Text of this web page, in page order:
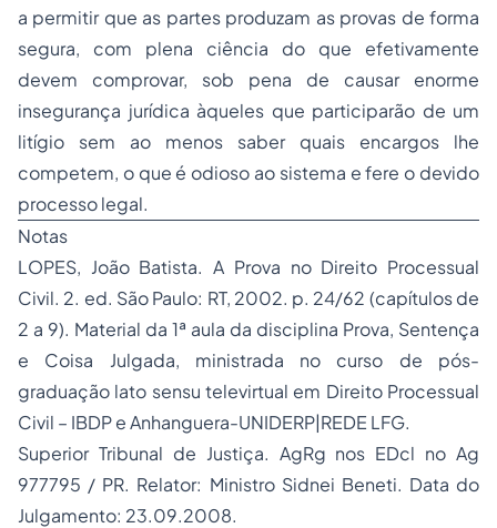
a permitir que as partes produzam as provas de forma
segura, com plena ciência do que efetivamente
devem comprovar, sob pena de causar enorme
insegurança jurídica àqueles que participarão de um
litígio sem ao menos saber quais encargos lhe
competem, o que é odioso ao sistema e fere o devido
processo legal.
Notas
LOPES, João Batista. A Prova no Direito Processual
Civil. 2. ed. São Paulo: RT, 2002. p. 24/62 (capítulos de
2 a 9). Material da 1ª aula da disciplina Prova, Sentença
e Coisa Julgada, ministrada no curso de pós-
graduação lato sensu televirtual em Direito Processual
Civil – IBDP e Anhanguera-UNIDERP|REDE LFG.
Superior Tribunal de Justiça. AgRg nos EDcl no Ag
977795 / PR. Relator: Ministro Sidnei Beneti. Data do
Julgamento: 23.09.2008.